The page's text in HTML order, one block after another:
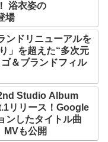
浴衣姿の
場
ンドリニューアルを
」を超えた“多次元
＆ブランドフィル
Studio Album
リリース！Google
ンしたタイトル曲
MVも公開